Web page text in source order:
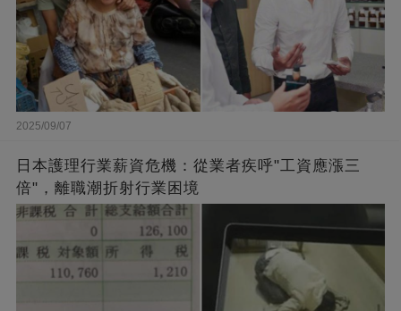
2025/09/07
日本護理行業薪資危機：從業者疾呼"工資應漲三
倍"，離職潮折射行業困境